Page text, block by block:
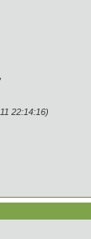
22:14:16)